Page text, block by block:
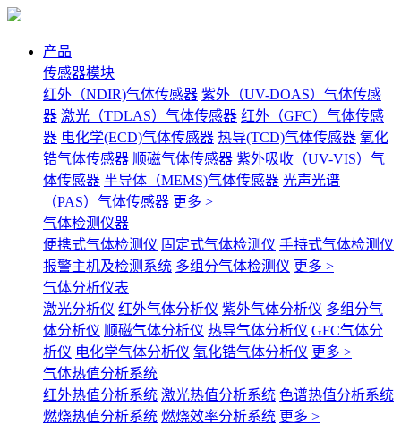
产品
传感器模块
红外（NDIR)气体传感器 紫外（UV-DOAS）气体传感
器 激光（TDLAS）气体传感器 红外（GFC）气体传感
器 电化学(ECD)气体传感器 热导(TCD)气体传感器 氧化
锆气体传感器 顺磁气体传感器 紫外吸收（UV-VIS）气
体传感器 半导体（MEMS)气体传感器 光声光谱
（PAS）气体传感器 更多 >
气体检测仪器
便携式气体检测仪 固定式气体检测仪 手持式气体检测仪
报警主机及检测系统 多组分气体检测仪 更多 >
气体分析仪表
激光分析仪 红外气体分析仪 紫外气体分析仪 多组分气
体分析仪 顺磁气体分析仪 热导气体分析仪 GFC气体分
析仪 电化学气体分析仪 氧化锆气体分析仪 更多 >
气体热值分析系统
红外热值分析系统 激光热值分析系统 色谱热值分析系统
燃烧热值分析系统 燃烧效率分析系统 更多 >